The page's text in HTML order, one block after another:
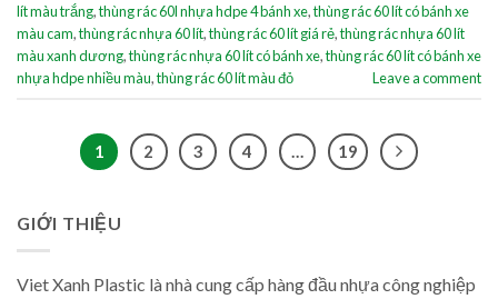
lít màu trắng,thùng rác 60l nhựa hdpe 4 bánh xe,thùng rác 60 lít có bánh xe
màu cam,thùng rác nhựa 60 lít,thùng rác 60 lít giá rẻ,thùng rác nhựa 60 lít
màu xanh dương,thùng rác nhựa 60 lít có bánh xe,thùng rác 60 lít có bánh xe
nhựa hdpe nhiều màu,thùng rác 60 lít màu đỏ Leave a comment
1 2 3 4 19
GIỚI THIỆU
Viet Xanh Plastic là nhà cung cấp hàng đầu nhựa công nghiệp